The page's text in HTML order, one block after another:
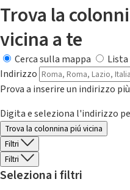
Trova la
vicina a te
Cerca sulla mappa
Indirizzo
Prova a inserire un indirizzo
Digita e seleziona l'indirizzo
Trova la colonnina piú vicina
Filtri
Filtri
Seleziona i filtri